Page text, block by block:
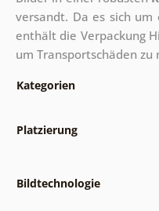
versandt. Da es sich
enthält die Verpackung
um Transportschäden zu
Kategorien
Platzierung
Bildtechnologie